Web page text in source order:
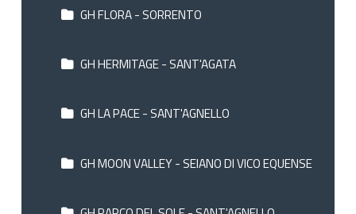
GH FLORA - SORRENTO
GH HERMITAGE - SANT'AGATA
GH LA PACE - SANT'AGNELLO
GH MOON VALLEY - SEIANO DI VICO EQUENSE